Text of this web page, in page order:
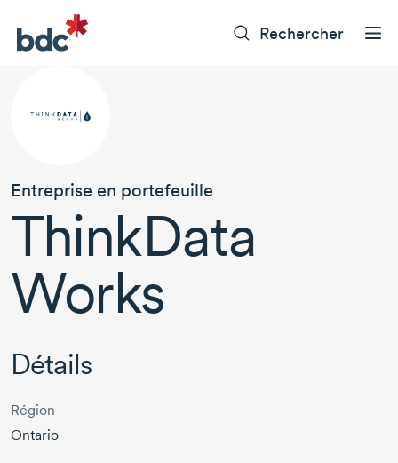
Rechercher
Entreprise en portefeuille
ThinkData
Works
Détails
Région
Ontario